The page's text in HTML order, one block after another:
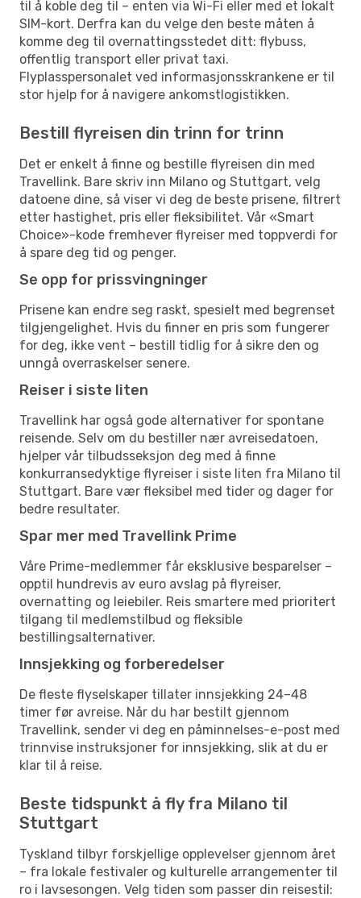
til å koble deg til – enten via Wi-Fi eller med et lokalt
SIM-kort. Derfra kan du velge den beste måten å
komme deg til overnattingsstedet ditt: flybuss,
offentlig transport eller privat taxi.
Flyplasspersonalet ved informasjonsskrankene er til
stor hjelp for å navigere ankomstlogistikken.
Bestill flyreisen din trinn for trinn
Det er enkelt å finne og bestille flyreisen din med
Travellink. Bare skriv inn Milano og Stuttgart, velg
datoene dine, så viser vi deg de beste prisene, filtrert
etter hastighet, pris eller fleksibilitet. Vår «Smart
Choice»-kode fremhever flyreiser med toppverdi for
å spare deg tid og penger.
Se opp for prissvingninger
Prisene kan endre seg raskt, spesielt med begrenset
tilgjengelighet. Hvis du finner en pris som fungerer
for deg, ikke vent – bestill tidlig for å sikre den og
unngå overraskelser senere.
Reiser i siste liten
Travellink har også gode alternativer for spontane
reisende. Selv om du bestiller nær avreisedatoen,
hjelper vår tilbudsseksjon deg med å finne
konkurransedyktige flyreiser i siste liten fra Milano til
Stuttgart. Bare vær fleksibel med tider og dager for
bedre resultater.
Spar mer med Travellink Prime
Våre Prime-medlemmer får eksklusive besparelser –
opptil hundrevis av euro avslag på flyreiser,
overnatting og leiebiler. Reis smartere med prioritert
tilgang til medlemstilbud og fleksible
bestillingsalternativer.
Innsjekking og forberedelser
De fleste flyselskaper tillater innsjekking 24–48
timer før avreise. Når du har bestilt gjennom
Travellink, sender vi deg en påminnelses-e-post med
trinnvise instruksjoner for innsjekking, slik at du er
klar til å reise.
Beste tidspunkt å fly fra Milano til
Stuttgart
Tyskland tilbyr forskjellige opplevelser gjennom året
– fra lokale festivaler og kulturelle arrangementer til
ro i lavsesongen. Velg tiden som passer din reisestil: